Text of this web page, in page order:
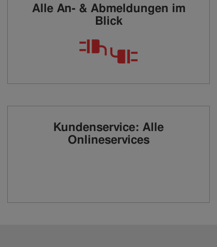
Alle An- & Abmeldungen im
Blick
Kundenservice: Alle
Onlineservices